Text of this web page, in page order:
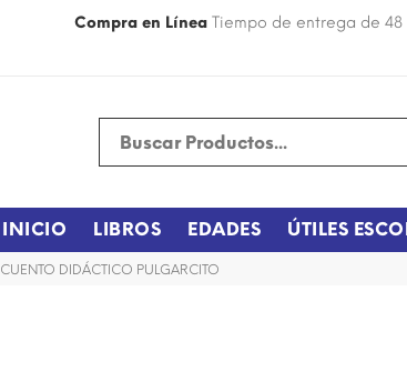
Compra en Línea Tiempo de entrega de
INICIO LIBROS EDADES ÚTILES
CUENTO DIDÁCTICO PULGARCITO